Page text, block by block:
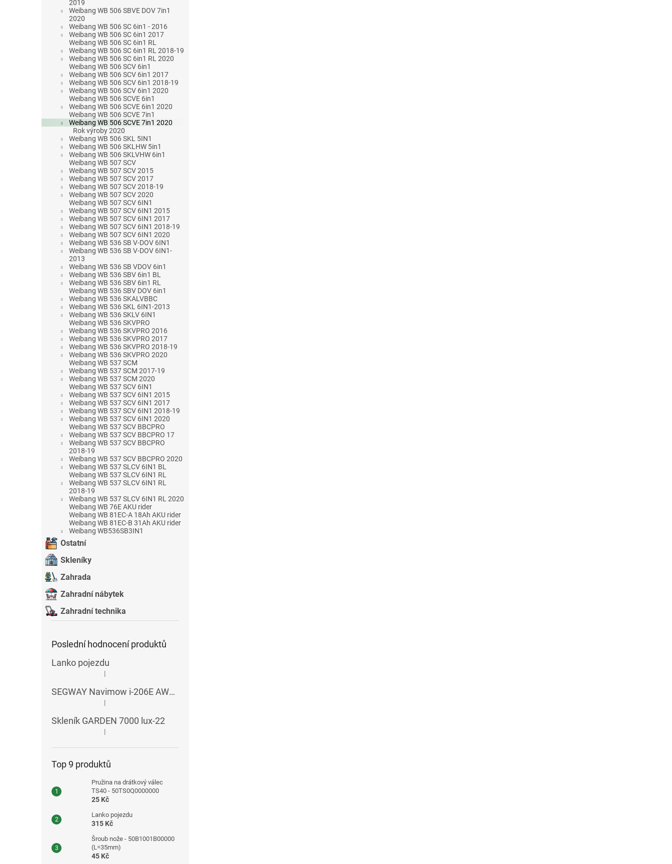
2019
Weibang WB 506 SBVE DOV 7in1
2020
Weibang WB 506 SC 6in1 - 2016
Weibang WB 506 SC 6in1 2017
Weibang WB 506 SC 6in1 RL
Weibang WB 506 SC 6in1 RL 2018-19
Weibang WB 506 SC 6in1 RL 2020
Weibang WB 506 SCV 6in1
Weibang WB 506 SCV 6in1 2017
Weibang WB 506 SCV 6in1 2018-19
Weibang WB 506 SCV 6in1 2020
Weibang WB 506 SCVE 6in1
Weibang WB 506 SCVE 6in1 2020
Weibang WB 506 SCVE 7in1
Weibang WB 506 SCVE 7in1 2020
Rok výroby 2020
Weibang WB 506 SKL 5IN1
Weibang WB 506 SKLHW 5in1
Weibang WB 506 SKLVHW 6in1
Weibang WB 507 SCV
Weibang WB 507 SCV 2015
Weibang WB 507 SCV 2017
Weibang WB 507 SCV 2018-19
Weibang WB 507 SCV 2020
Weibang WB 507 SCV 6IN1
Weibang WB 507 SCV 6IN1 2015
Weibang WB 507 SCV 6IN1 2017
Weibang WB 507 SCV 6IN1 2018-19
Weibang WB 507 SCV 6IN1 2020
Weibang WB 536 SB V-DOV 6IN1
Weibang WB 536 SB V-DOV 6IN1-
2013
Weibang WB 536 SB VDOV 6in1
Weibang WB 536 SBV 6in1 BL
Weibang WB 536 SBV 6in1 RL
Weibang WB 536 SBV DOV 6in1
Weibang WB 536 SKALVBBC
Weibang WB 536 SKL 6IN1-2013
Weibang WB 536 SKLV 6IN1
Weibang WB 536 SKVPRO
Weibang WB 536 SKVPRO 2016
Weibang WB 536 SKVPRO 2017
Weibang WB 536 SKVPRO 2018-19
Weibang WB 536 SKVPRO 2020
Weibang WB 537 SCM
Weibang WB 537 SCM 2017-19
Weibang WB 537 SCM 2020
Weibang WB 537 SCV 6IN1
Weibang WB 537 SCV 6IN1 2015
Weibang WB 537 SCV 6IN1 2017
Weibang WB 537 SCV 6IN1 2018-19
Weibang WB 537 SCV 6IN1 2020
Weibang WB 537 SCV BBCPRO
Weibang WB 537 SCV BBCPRO 17
Weibang WB 537 SCV BBCPRO
2018-19
Weibang WB 537 SCV BBCPRO 2020
Weibang WB 537 SLCV 6IN1 BL
Weibang WB 537 SLCV 6IN1 RL
Weibang WB 537 SLCV 6IN1 RL
2018-19
Weibang WB 537 SLCV 6IN1 RL 2020
Weibang WB 76E AKU rider
Weibang WB 81EC-A 18Ah AKU rider
Weibang WB 81EC-B 31Ah AKU rider
Weibang WB536SB3IN1
Ostatní
Skleníky
Zahrada
Zahradní nábytek
Zahradní technika
Poslední hodnocení produktů
Lanko pojezdu
Hodnocení produktu je 5 z 5 hvězdiček.
|
SEGWAY Navimow i-206E AWD RTK
Hodnocení produktu je 5 z 5 hvězdiček.
|
Skleník GARDEN 7000 lux-22
Hodnocení produktu je 5 z 5 hvězdiček.
|
Top 9 produktů
Pružina na drátkový válec
TS40 - 50TS0Q0000000
25 Kč
Lanko pojezdu
315 Kč
Šroub nože - 50B1001B00000
(L=35mm)
45 Kč